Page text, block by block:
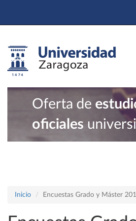
Oferta de
oficiales
Inicio Encuestas Grado y Máster